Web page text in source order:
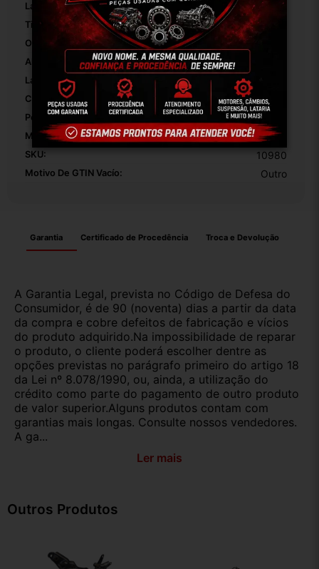
Lado: Direito
Tipo De Veículo: Carro/Caminhonete
OEM:
Altura Da Embalagem:
Largura Da Embalagem:
Comprimento Da Embalagem:
Peso Da Embalagem:
Modelo: Palio
SKU: 10980
Motivo De GTIN Vacío: Outro
Garantia Certificado de Procedência Troca e Devolução
A Garantia Legal, prevista no Código de Defesa do
Consumidor, é de 90 (noventa) dias a partir da data
da compra e cobre defeitos de fabricação e vícios
do produto adquirido.Na impossibilidade de reparar
o produto, o cliente poderá escolher dentre as
opções previstas no parágrafo primeiro do artigo 18
da Lei nº 8.078/1990, ou, ainda, a utilização do
crédito como parte do pagamento de outro produto
de valor superior.Alguns produtos contam com
garantias mais longas. Consulte nossos vendedores.
A ga...
Ler mais
Outros Produtos